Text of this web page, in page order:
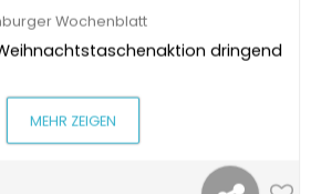
Wochenblatt
dringend
MEHR ZEIGEN